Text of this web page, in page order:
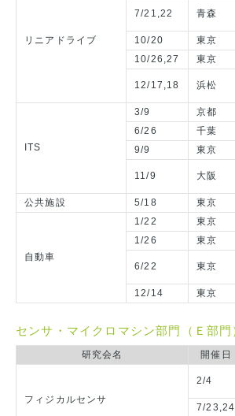
リニアドライブ
7/21,22 青森
10/20
東京
10/26,27
東京
12/17,18 浜松
ITS
3/9 京都
6/26
千葉
9/9
東京
11/9 大阪
公共施設
5/18 東京
自動車
1/22 東京
1/26
東京
6/22 東京
12/14
東京
センサ・マイクロマシン部門（Ｅ部
研究会名 開催日
フィジカルセンサ
2/4
7/23,24